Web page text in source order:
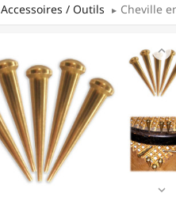
Accessoires / Outils Cheville

